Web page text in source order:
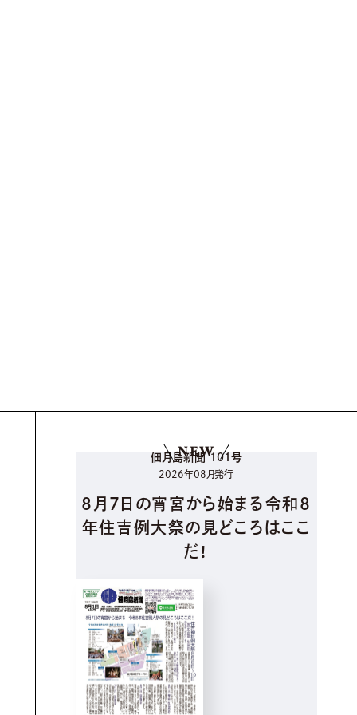
NEW
佃月島新聞 101号
2026年08月発行
8月7日の宵宮から始まる令和8
年住吉例大祭の見どころはここ
だ！